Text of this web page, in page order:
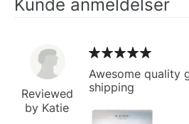
Kunde anmeldelser
Reviewed
by Katie
Awesome quality
shipping